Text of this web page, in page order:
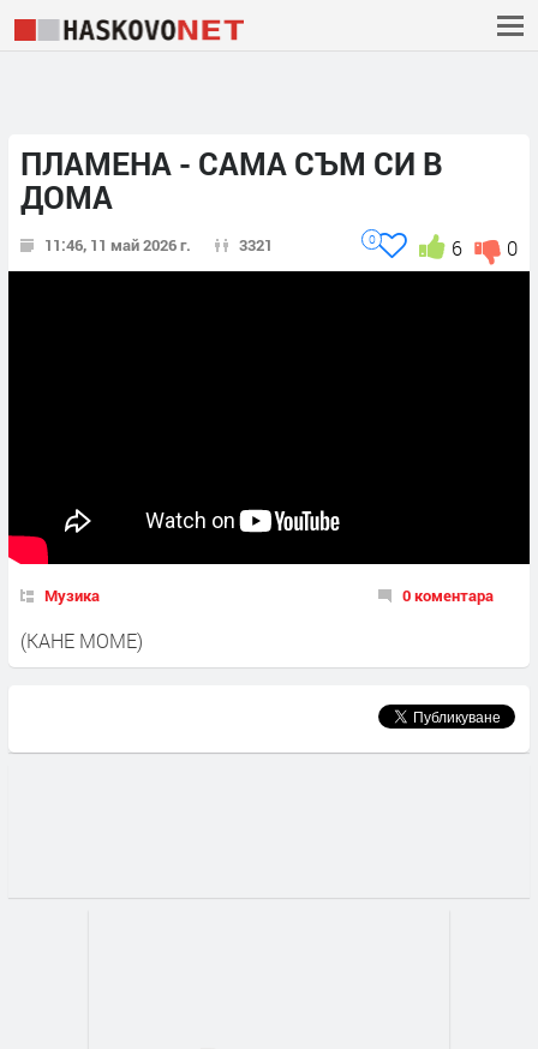
ПЛАМЕНА - САМА СЪМ СИ В
ДОМА
11:46, 11 май 2026 г. 3321 0
6
0
Музика 0 коментара
(КАНЕ МОМЕ)